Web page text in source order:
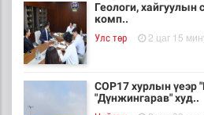
Геологи, хайгуулын
комп..
Улс төр 2 цаг 15
COP17 хурлын үеэр
"Дүнжингарав" худ..